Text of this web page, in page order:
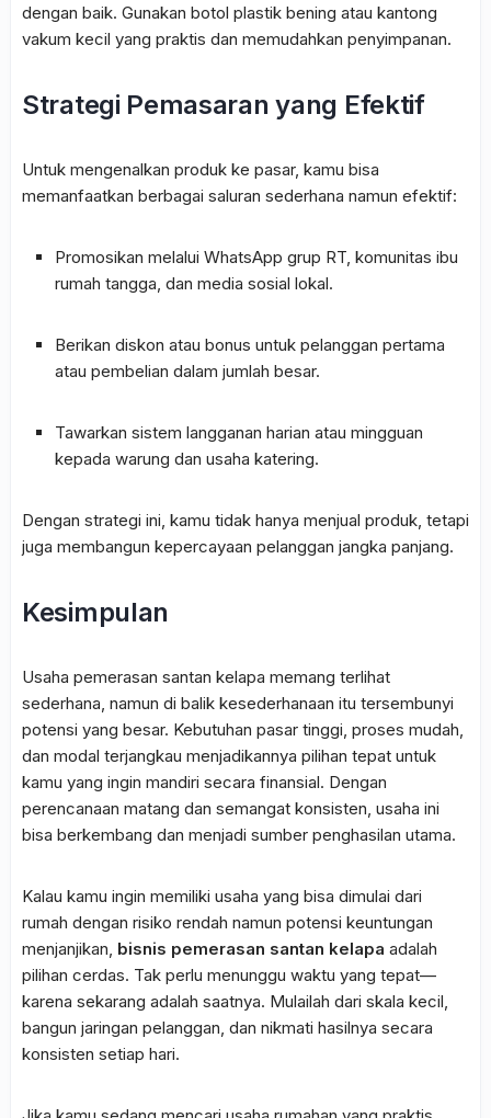
dengan baik. Gunakan botol plastik bening atau kantong
vakum kecil yang praktis dan memudahkan penyimpanan.
Strategi Pemasaran yang Efektif
Untuk mengenalkan produk ke pasar, kamu bisa
memanfaatkan berbagai saluran sederhana namun efektif:
Promosikan melalui WhatsApp grup RT, komunitas ibu
rumah tangga, dan media sosial lokal.
Berikan diskon atau bonus untuk pelanggan pertama
atau pembelian dalam jumlah besar.
Tawarkan sistem langganan harian atau mingguan
kepada warung dan usaha katering.
Dengan strategi ini, kamu tidak hanya menjual produk, tetapi
juga membangun kepercayaan pelanggan jangka panjang.
Kesimpulan
Usaha pemerasan santan kelapa memang terlihat
sederhana, namun di balik kesederhanaan itu tersembunyi
potensi yang besar. Kebutuhan pasar tinggi, proses mudah,
dan modal terjangkau menjadikannya pilihan tepat untuk
kamu yang ingin mandiri secara finansial. Dengan
perencanaan matang dan semangat konsisten, usaha ini
bisa berkembang dan menjadi sumber penghasilan utama.
Kalau kamu ingin memiliki usaha yang bisa dimulai dari
rumah dengan risiko rendah namun potensi keuntungan
menjanjikan, bisnis pemerasan santan kelapa adalah
pilihan cerdas. Tak perlu menunggu waktu yang tepat—
karena sekarang adalah saatnya. Mulailah dari skala kecil,
bangun jaringan pelanggan, dan nikmati hasilnya secara
konsisten setiap hari.